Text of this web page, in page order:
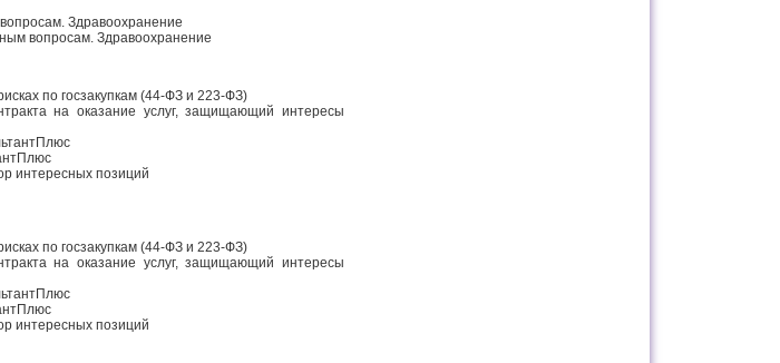
Здравоохранение
вопросам. Здравоохранение
по госзакупкам (44-ФЗ и 223-ФЗ)
на оказание услуг, защищающий интересы
интересных позиций
по госзакупкам (44-ФЗ и 223-ФЗ)
на оказание услуг, защищающий интересы
интересных позиций